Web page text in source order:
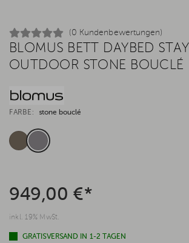
(0 Kundenbewertungen)
BLOMUS BETT DAYBED STAY
OUTDOOR STONE BOUCLÉ
FARBE: stone bouclé
949,00 €*
inkl. 19% MwSt.
GRATISVERSAND IN 1-2 TAGEN